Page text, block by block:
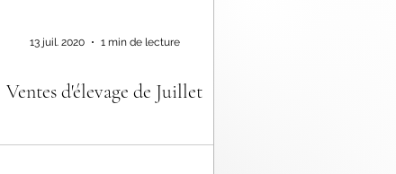
Ventes d'élevage de Juillet
13 juil. 2020 1 min de lecture